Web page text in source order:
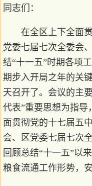
同志们：
在全区上下全面贯
党委七届七次全委会
结“十一五”时期各项
期步入开局之年的关
天召开了。会议的主
代表”重要思想为指
面贯彻党的十七届五
会、区党委七届七次
回顾总结“十一五”以
粮食流通工作形势，